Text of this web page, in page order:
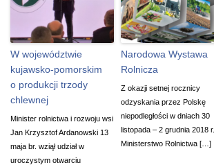
W województwie
kujawsko-pomorskim
o produkcji trzody
chlewnej
Minister rolnictwa i rozwoju wsi
Jan Krzysztof Ardanowski 13
maja br. wziął udział w
uroczystym otwarciu
Narodowa Wystawa
Rolnicza
Z okazji setnej rocznicy
odzyskania przez Polskę
niepodległości w dniach 30
listopada – 2 grudnia 2018 r.
Ministerstwo Rolnictwa […]